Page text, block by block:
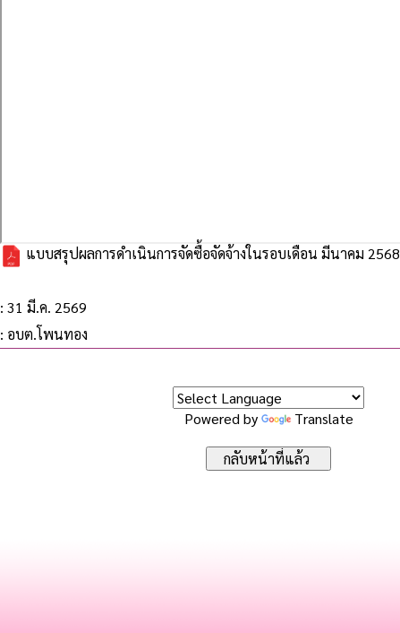
แบบสรุปผลการดำเนินการจัดซื้อจัดจ้างในรอบเดือน มีนาคม 2568
: 31 มี.ค. 2569
: อบต.โพนทอง
Powered by Translate